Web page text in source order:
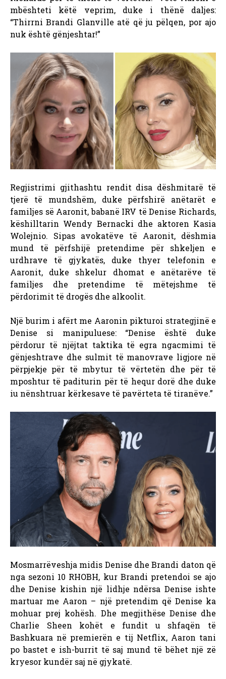
mbështeti këtë veprim, duke i thënë daljes:
“Thirrni Brandi Glanville atë që ju pëlqen, por ajo
nuk është gënjeshtar!”
Regjistrimi gjithashtu rendit disa dëshmitarë të
tjerë të mundshëm, duke përfshirë anëtarët e
familjes së Aaronit, babanë IRV të Denise Richards,
këshilltarin Wendy Bernacki dhe aktoren Kasia
Wolejnio. Sipas avokatëve të Aaronit, dëshmia
mund të përfshijë pretendime për shkeljen e
urdhrave të gjykatës, duke thyer telefonin e
Aaronit, duke shkelur dhomat e anëtarëve të
familjes dhe pretendime të mëtejshme të
përdorimit të drogës dhe alkoolit.
Një burim i afërt me Aaronin pikturoi strategjinë e
Denise si manipuluese: “Denise është duke
përdorur të njëjtat taktika të egra ngacmimi të
gënjeshtrave dhe sulmit të manovrave ligjore në
përpjekje për të mbytur të vërtetën dhe për të
mposhtur të paditurin për të hequr dorë dhe duke
iu nënshtruar kërkesave të pavërteta të tiranëve.”
Mosmarrëveshja midis Denise dhe Brandi daton që
nga sezoni 10 RHOBH, kur Brandi pretendoi se ajo
dhe Denise kishin një lidhje ndërsa Denise ishte
martuar me Aaron – një pretendim që Denise ka
mohuar prej kohësh. Dhe megjithëse Denise dhe
Charlie Sheen kohët e fundit u shfaqën të
Bashkuara në premierën e tij Netflix, Aaron tani
po bastet e ish-burrit të saj mund të bëhet një zë
kryesor kundër saj në gjykatë.